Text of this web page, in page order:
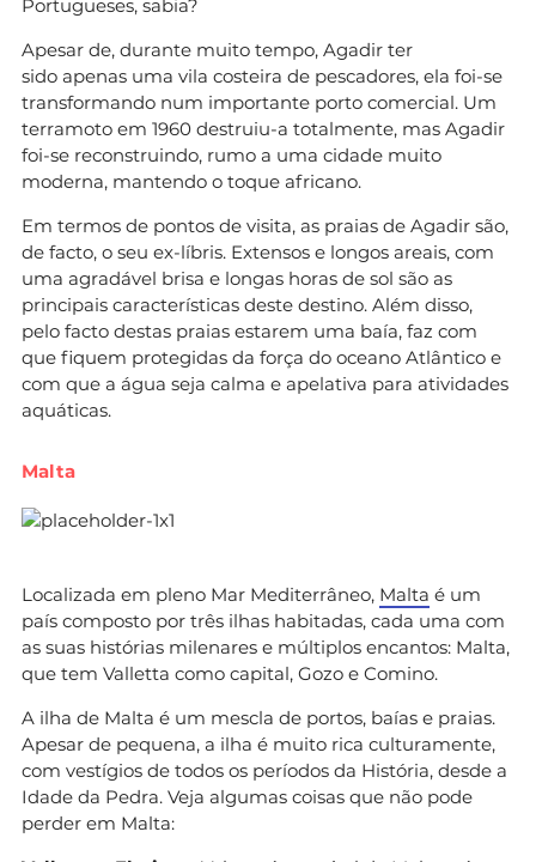
Portugueses, sabia?
Apesar de, durante muito tempo, Agadir ter
sido apenas uma vila costeira de pescadores, ela foi-se
transformando num importante porto comercial. Um
terramoto em 1960 destruiu-a totalmente, mas Agadir
foi-se reconstruindo, rumo a uma cidade muito
moderna, mantendo o toque africano.
Em termos de pontos de visita, as praias de Agadir são,
de facto, o seu ex-líbris. Extensos e longos areais, com
uma agradável brisa e longas horas de sol são as
principais características deste destino. Além disso,
pelo facto destas praias estarem uma baía, faz com
que fiquem protegidas da força do oceano Atlântico e
com que a água seja calma e apelativa para atividades
aquáticas.
Malta
Localizada em pleno Mar Mediterrâneo, Malta é um
país composto por três ilhas habitadas, cada uma com
as suas histórias milenares e múltiplos encantos: Malta,
que tem Valletta como capital, Gozo e Comino.
A ilha de Malta é um mescla de portos, baías e praias.
Apesar de pequena, a ilha é muito rica culturamente,
com vestígios de todos os períodos da História, desde a
Idade da Pedra. Veja algumas coisas que não pode
perder em Malta: